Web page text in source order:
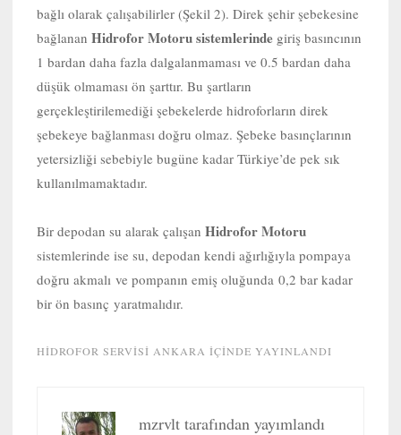
bağlı olarak çalışabilirler (Şekil 2). Direk şehir şebekesine
bağlanan Hidrofor Motoru sistemlerinde giriş basıncının
1 bardan daha fazla dalgalanmaması ve 0.5 bardan daha
düşük olmaması ön şarttır. Bu şartların
gerçekleştirilemediği şebekelerde hidroforların direk
şebekeye bağlanması doğru olmaz. Şebeke basınçlarının
yetersizliği sebebiyle bugüne kadar Türkiye’de pek sık
kullanılmamaktadır.
Bir depodan su alarak çalışan Hidrofor Motoru
sistemlerinde ise su, depodan kendi ağırlığıyla pompaya
doğru akmalı ve pompanın emiş oluğunda 0,2 bar kadar
bir ön basınç yaratmalıdır.
HIDROFOR SERVISI ANKARA IÇINDE YAYINLANDI
mzrvlt tarafından yayımlandı